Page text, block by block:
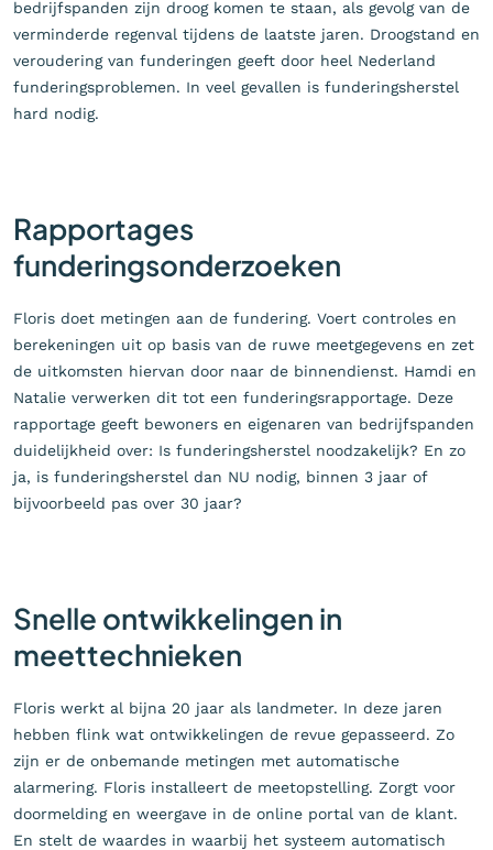
bedrijfspanden zijn droog komen te staan, als gevolg van de
verminderde regenval tijdens de laatste jaren. Droogstand en
veroudering van funderingen geeft door heel Nederland
funderingsproblemen. In veel gevallen is funderingsherstel
hard nodig.
Rapportages
funderingsonderzoeken
Floris doet metingen aan de fundering. Voert controles en
berekeningen uit op basis van de ruwe meetgegevens en zet
de uitkomsten hiervan door naar de binnendienst. Hamdi en
Natalie verwerken dit tot een funderingsrapportage. Deze
rapportage geeft bewoners en eigenaren van bedrijfspanden
duidelijkheid over: Is funderingsherstel noodzakelijk? En zo
ja, is funderingsherstel dan NU nodig, binnen 3 jaar of
bijvoorbeeld pas over 30 jaar?
Snelle ontwikkelingen in
meettechnieken
Floris werkt al bijna 20 jaar als landmeter. In deze jaren
hebben flink wat ontwikkelingen de revue gepasseerd. Zo
zijn er de onbemande metingen met automatische
alarmering. Floris installeert de meetopstelling. Zorgt voor
doormelding en weergave in de online portal van de klant.
En stelt de waardes in waarbij het systeem automatisch